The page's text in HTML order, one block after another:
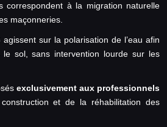
correspondent à la migration naturelle
maçonneries.
agissent sur la polarisation de l’eau afin
le sol, sans intervention lourde sur les
exclusivement aux professionnels
et de la réhabilitation des